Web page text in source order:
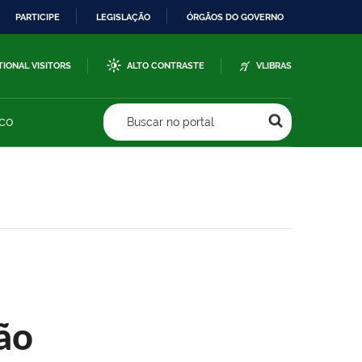
PARTICIPE LEGISLAÇÃO ÓRGÃOS DO GOVERNO
VISITORS ALTO CONTRASTE VLIBRAS
Buscar no portal